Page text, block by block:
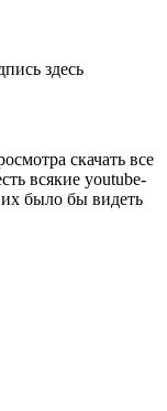
здесь
скачать все
всякие youtube-
было бы видеть